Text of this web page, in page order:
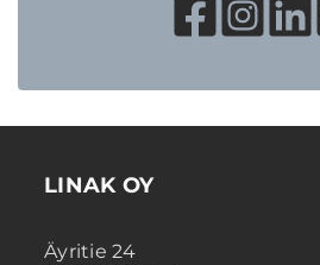
LINAK OY
Äyritie 24